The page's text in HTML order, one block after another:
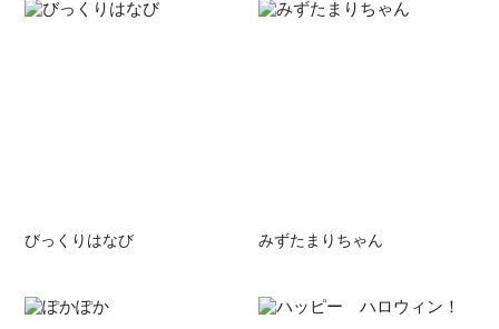
びっくりはなび みずたまりちゃん